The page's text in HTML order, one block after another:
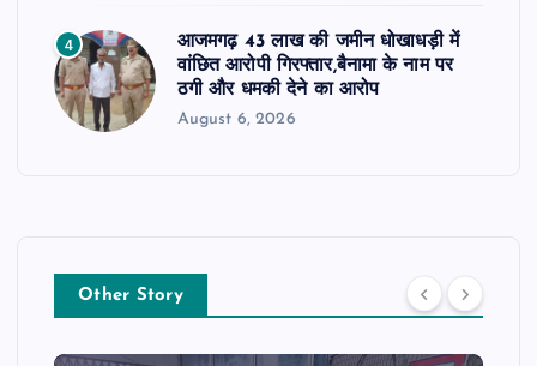
4
आजमगढ़ 43 लाख की जमीन धोखाधड़ी में
वांछित आरोपी गिरफ्तार,बैनामा के नाम पर
ठगी और धमकी देने का आरोप
August 6, 2026
Other Story